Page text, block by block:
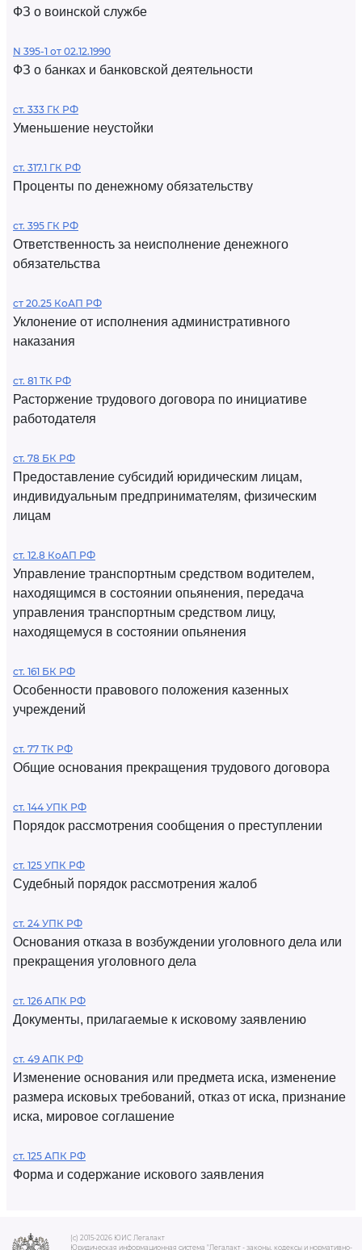
ФЗ о воинской службе
N 395-1 от 02.12.1990
ФЗ о банках и банковской деятельности
ст. 333 ГК РФ
Уменьшение неустойки
ст. 317.1 ГК РФ
Проценты по денежному обязательству
ст. 395 ГК РФ
Ответственность за неисполнение денежного
обязательства
ст 20.25 КоАП РФ
Уклонение от исполнения административного
наказания
ст. 81 ТК РФ
Расторжение трудового договора по инициативе
работодателя
ст. 78 БК РФ
Предоставление субсидий юридическим лицам,
индивидуальным предпринимателям, физическим
лицам
ст. 12.8 КоАП РФ
Управление транспортным средством водителем,
находящимся в состоянии опьянения, передача
управления транспортным средством лицу,
находящемуся в состоянии опьянения
ст. 161 БК РФ
Особенности правового положения казенных
учреждений
ст. 77 ТК РФ
Общие основания прекращения трудового договора
ст. 144 УПК РФ
Порядок рассмотрения сообщения о преступлении
ст. 125 УПК РФ
Судебный порядок рассмотрения жалоб
ст. 24 УПК РФ
Основания отказа в возбуждении уголовного дела или
прекращения уголовного дела
ст. 126 АПК РФ
Документы, прилагаемые к исковому заявлению
ст. 49 АПК РФ
Изменение основания или предмета иска, изменение
размера исковых требований, отказ от иска, признание
иска, мировое соглашение
ст. 125 АПК РФ
Форма и содержание искового заявления
(c) 2015-2026 ЮИС Легалакт
Юридическая информационная система "Легалакт - законы, кодексы и нормативно-